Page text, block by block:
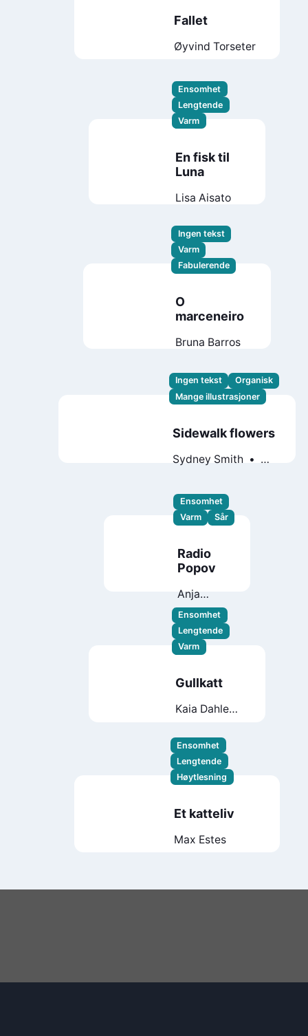
Fallet
Øyvind Torseter
Ensomhet
Lengtende
Varm
En fisk til
Luna
Lisa Aisato
Ingen tekst
Varm
Fabulerende
O
marceneiro
Bruna Barros
Ingen tekst
Organisk
Mange illustrasjoner
Sidewalk flowers
Sydney Smith
Ensomhet
Varm
Sår
Radio
Popov
Anja
Portin
Ensomhet
Lengtende
Varm
Gullkatt
Kaia Dahle
Ensomhet
Lengtende
Høytlesning
Et katteliv
Max Estes